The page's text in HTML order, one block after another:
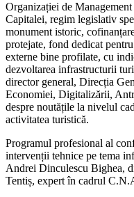
Organizației de
Capitalei, regim legislativ
monument istoric,
protejate, fond dedicat
externe bine profilate, cu
dezvoltarea infrastructurii
director general, Direcția
Economiei, Digitalizării,
despre noutățile la nivelul
activitatea turistică.
Programul profesional al
intervenții tehnice pe tema
Andrei Dinculescu Bighea,
Tentiș, expert în cadrul